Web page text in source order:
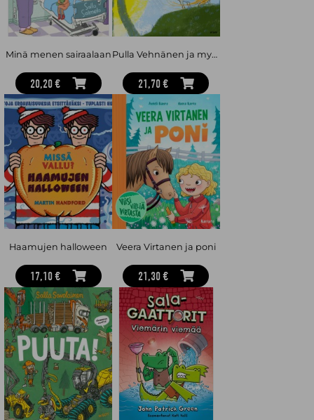
Minä menen sairaalaan
20,20 €
Pulla Vehnänen ja myrsky
21,70 €
Haamujen halloween
17,10 €
Veera Virtanen ja poni
21,30 €